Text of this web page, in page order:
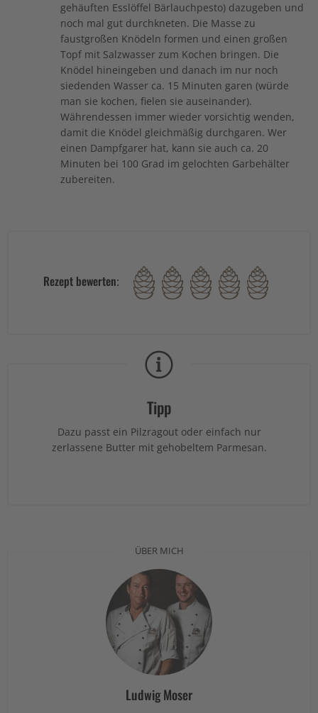
gehäuften Esslöffel Bärlauchpesto) dazugeben und
noch mal gut durchkneten. Die Masse zu
faustgroßen Knödeln formen und einen großen
Topf mit Salzwasser zum Kochen bringen. Die
Knödel hineingeben und danach im nur noch
siedenden Wasser ca. 15 Minuten garen (würde
man sie kochen, fielen sie auseinander).
Währendessen immer wieder vorsichtig wenden,
damit die Knödel gleichmäßig durchgaren. Wer
einen Dampfgarer hat, kann sie auch ca. 20
Minuten bei 100 Grad im gelochten Garbehälter
zubereiten.
Rezept bewerten:
Tipp
Dazu passt ein Pilzragout oder einfach nur
zerlassene Butter mit gehobeltem Parmesan.
ÜBER MICH
Ludwig Moser